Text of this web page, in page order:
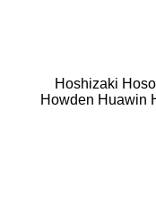
Hoshizaki
Howden Huawin